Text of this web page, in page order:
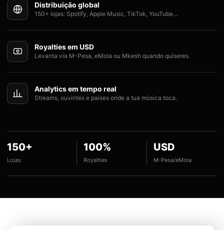
Distribuição global
150+ lojas: Spotify, Apple Music, TikTok, YouTube…
Royalties em USD
Levanta via M-Pesa, eMola ou Mkesh quando quiseres.
Analytics em tempo real
Streams, ouvintes e países onde a tua música toca.
150+
Lojas
100%
Royalties
USD
M-Pesa/eMola